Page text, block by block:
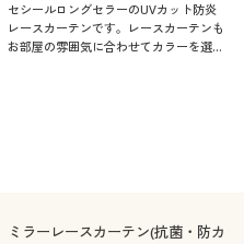
セシールロングセラーのUVカット防炎
レースカーテンです。レースカーテンも
お部屋の雰囲気に合わせてカラーを選び
ミラーレースカーテン(抗菌・防カ